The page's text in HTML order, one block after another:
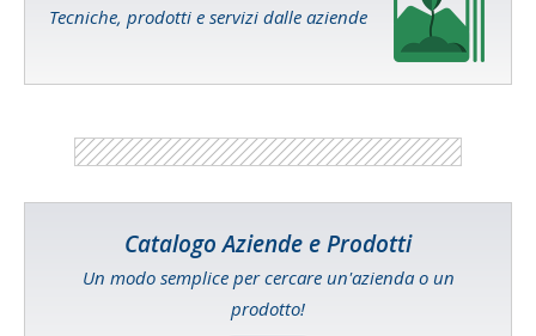
Tecniche, prodotti e servizi dalle aziende
Catalogo Aziende e Prodotti
Un modo semplice per cercare un'azienda o un
prodotto!